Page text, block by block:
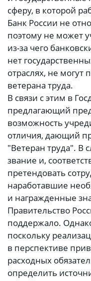
сферу, в которой
Банк России не
поэтому не может
из-за чего
нет
отраслях, не могут
ветерана труда.
В связи с этим в
предлагающий
возможность
отличия, дающий
"Ветеран труда". В
звание и,
претендовать
наработавшие
и награжденные
Правительство
поддержало.
поскольку
в перспективе
расходных
определить